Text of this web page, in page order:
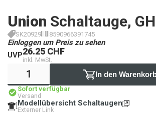
Union Schaltauge,
SK20929 8590966391745
Einloggen um Preis zu sehen
UVP26.25 CHF
inkl. MwSt.
In den
Sofort verfügbar
Versand
Modellübersicht Schaltaugen
Externer Link